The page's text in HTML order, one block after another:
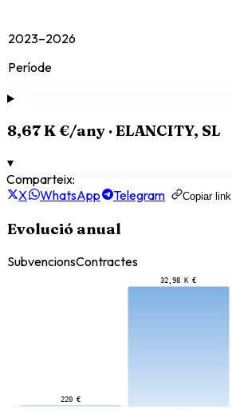
2023–2026
Període
8,67 K €/any ·ELANCITY, SL
▾
Comparteix:
X
WhatsApp Telegram Copiar link
Evolució anual
SubvencionsContractes
220 €
32,98 K €